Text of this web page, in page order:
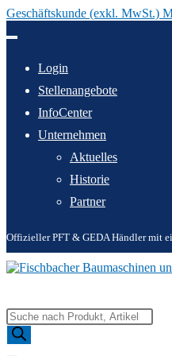
Geschäftskunde (exkl. MwSt.)
Inhalt
Login
Stellenangebote
InfoCenter
Unternehmen
Aktuelles
Historie
Partner
Offizieller PFT & GEDA Händler mit
Products
search